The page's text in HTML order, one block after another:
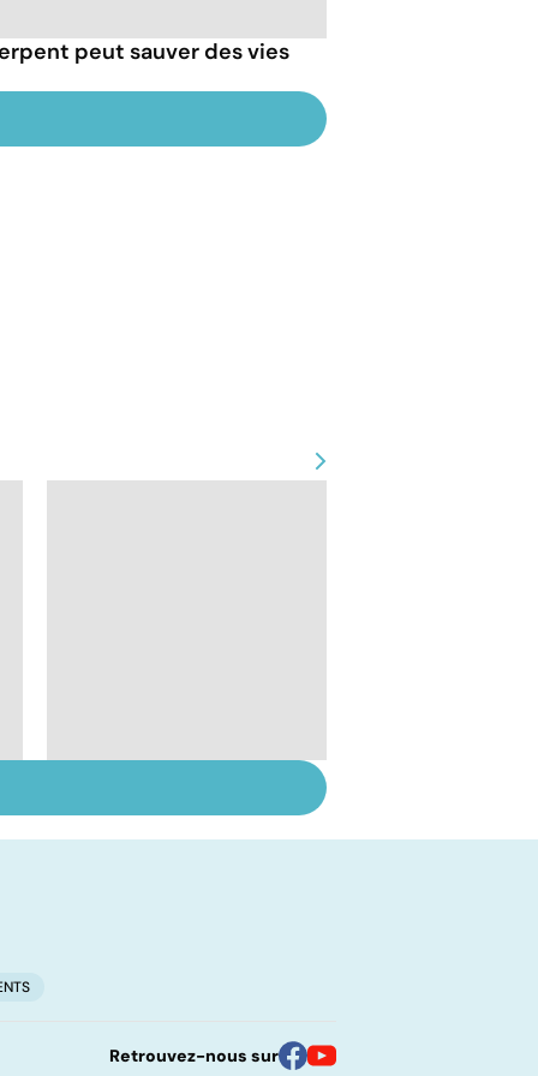
peut sauver des vies
questions
Retrouvez-nous sur